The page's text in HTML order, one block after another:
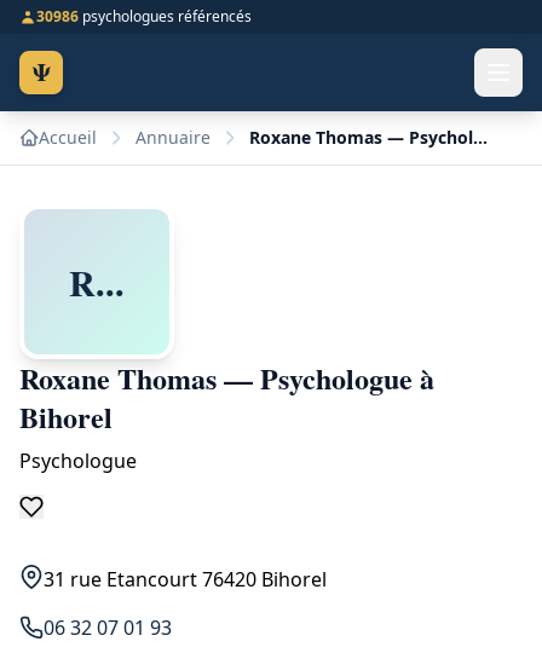
30986 psychologues référencés
Ψ
Accueil Annuaire Roxane Thomas — Psychologue à Bihorel
R...
Roxane Thomas — Psychologue à
Bihorel
Psychologue
31 rue Etancourt 76420 Bihorel
06 32 07 01 93